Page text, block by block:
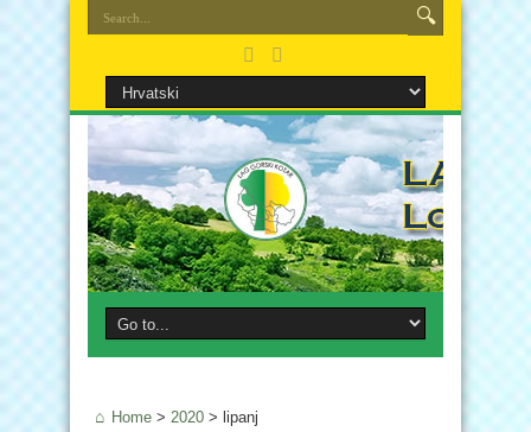
Home > 2020 > lipanj